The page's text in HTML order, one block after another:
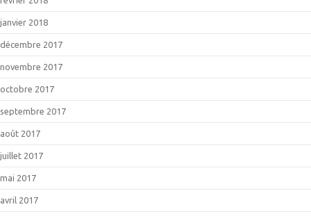
janvier 2018
décembre 2017
novembre 2017
octobre 2017
septembre 2017
août 2017
juillet 2017
mai 2017
avril 2017